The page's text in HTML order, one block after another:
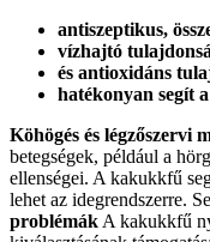
antiszeptikus,
vízhajtó
és antioxidáns
hatékonyan segít
Köhögés és légzőszervi
betegségek, például a
ellenségei. A kakukkfű
lehet az idegrendszerre.
problémák A kakukkfű